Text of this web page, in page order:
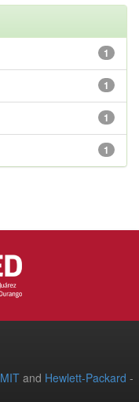
1
1
1
1
MIT and Hewlett-Packard -